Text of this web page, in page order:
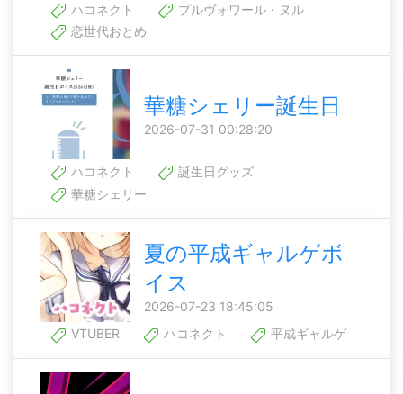
ハコネクト
プルヴォワール・ヌル
恋世代おとめ
華糖シェリー誕生日
2026-07-31 00:28:20
ハコネクト
誕生日グッズ
華糖シェリー
夏の平成ギャルゲボ
イス
2026-07-23 18:45:05
VTUBER
ハコネクト 平成ギャルゲ